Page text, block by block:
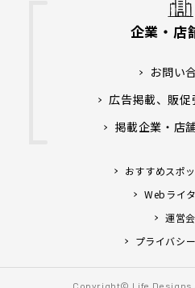
企業・店
お問い
広告掲載、販促
掲載企業・店
おすすめスポ
Webライ
運営
プライバシ